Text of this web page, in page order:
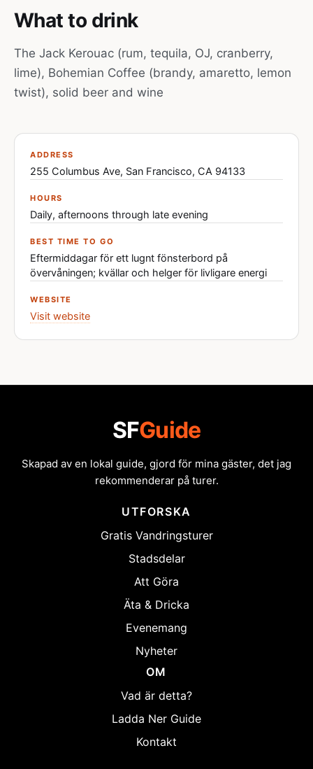
What to drink
The Jack Kerouac (rum, tequila, OJ, cranberry,
lime), Bohemian Coffee (brandy, amaretto, lemon
twist), solid beer and wine
ADDRESS
255 Columbus Ave, San Francisco, CA 94133
HOURS
Daily, afternoons through late evening
BEST TIME TO GO
Eftermiddagar för ett lugnt fönsterbord på
övervåningen; kvällar och helger för livligare energi
WEBSITE
Visit website
SFGuide
Skapad av en lokal guide, gjord för mina gäster, det jag
rekommenderar på turer.
UTFORSKA
Gratis Vandringsturer
Stadsdelar
Att Göra
Äta & Dricka
Evenemang
Nyheter
OM
Vad är detta?
Ladda Ner Guide
Kontakt